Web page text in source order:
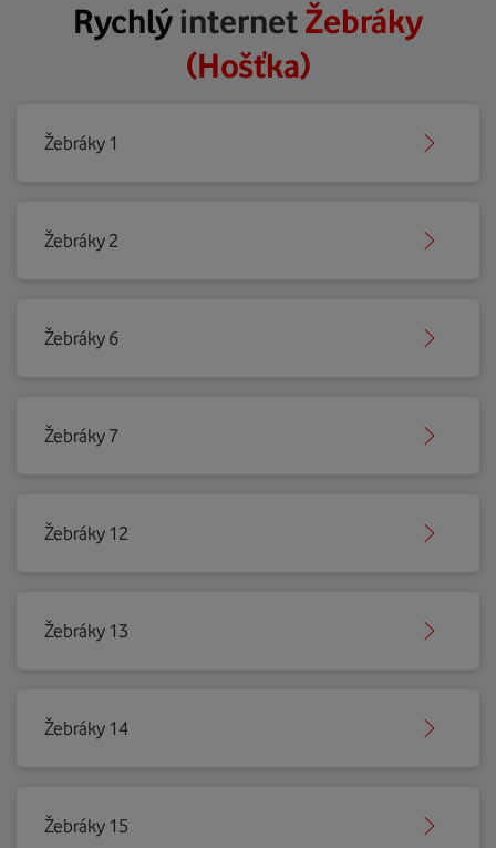
RychlýinternetŽebráky
(Hošťka)
Žebráky 1
Žebráky 2
Žebráky 6
Žebráky 7
Žebráky 12
Žebráky 13
Žebráky 14
Žebráky 15